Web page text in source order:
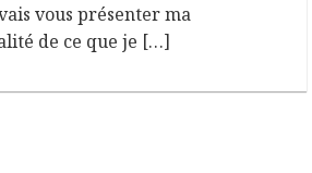
vous présenter ma
de ce que je […]